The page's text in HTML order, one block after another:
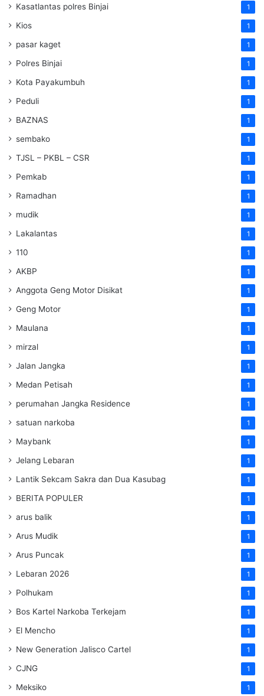
Kasatlantas polres Binjai 1
Kios 1
pasar kaget 1
Polres Binjai 1
Kota Payakumbuh 1
Peduli 1
BAZNAS 1
sembako 1
TJSL – PKBL – CSR 1
Pemkab 1
Ramadhan 1
mudik 1
Lakalantas 1
110 1
AKBP 1
Anggota Geng Motor Disikat 1
Geng Motor 1
Maulana 1
mirzal 1
Jalan Jangka 1
Medan Petisah 1
perumahan Jangka Residence 1
satuan narkoba 1
Maybank 1
Jelang Lebaran 1
Lantik Sekcam Sakra dan Dua Kasubag 1
BERITA POPULER 1
arus balik 1
Arus Mudik 1
Arus Puncak 1
Lebaran 2026 1
Polhukam 1
Bos Kartel Narkoba Terkejam 1
El Mencho 1
New Generation Jalisco Cartel 1
CJNG 1
Meksiko 1